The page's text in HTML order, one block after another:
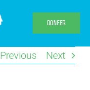
DONEER
Previous Next